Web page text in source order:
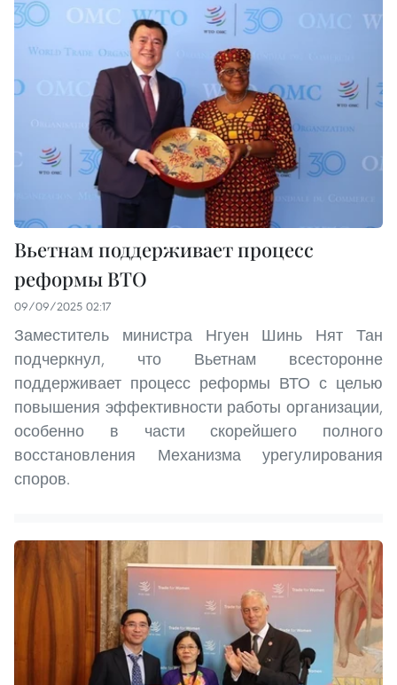
Вьетнам поддерживает процесс
реформы ВТО
09/09/2025 02:17
Заместитель министра Нгуен Шинь Нят Тан
подчеркнул, что Вьетнам всесторонне
поддерживает процесс реформы ВТО с целью
повышения эффективности работы организации,
особенно в части скорейшего полного
восстановления Механизма урегулирования
споров.